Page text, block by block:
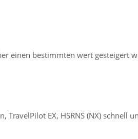
einen bestimmten wert gesteigert
EX, HSRNS (NX)